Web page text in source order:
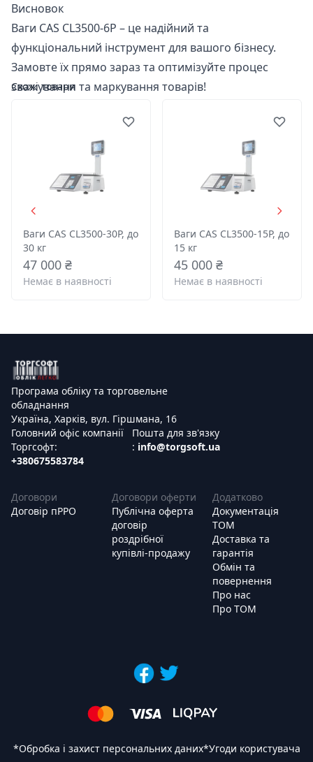
Висновок
Ваги CAS CL3500-6P – це надійний та
функціональний інструмент для вашого бізнесу.
Замовте їх прямо зараз та оптимізуйте процес
зважування та маркування товарів!
Схожі товари
Ваги CAS CL3500-30P, до
30 кг
47 000 ₴
Немає в наявності
Ваги CAS CL3500-15P, до
15 кг
45 000 ₴
Немає в наявності
Програма обліку та торговельне
обладнання
Україна, Харків, вул. Гіршмана, 16
Головний офіс компанії
Торгсофт:
+380675583784
Пошта для зв'язку
: info@torgsoft.ua
Договори
Договір пРРО
Договори оферти
Публічна оферта
договір
роздрібної
купівлі-продажу
Додатково
Документація
ТОМ
Доставка та
гарантія
Обмін та
повернення
Про нас
Про ТОМ
*Обробка і захист персональних даних*Угоди користувача